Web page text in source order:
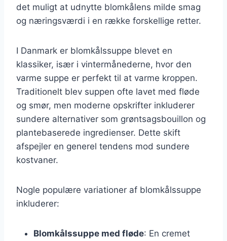
det muligt at udnytte blomkålens milde smag
og næringsværdi i en række forskellige retter.
I Danmark er blomkålssuppe blevet en
klassiker, især i vintermånederne, hvor den
varme suppe er perfekt til at varme kroppen.
Traditionelt blev suppen ofte lavet med fløde
og smør, men moderne opskrifter inkluderer
sundere alternativer som grøntsagsbouillon og
plantebaserede ingredienser. Dette skift
afspejler en generel tendens mod sundere
kostvaner.
Nogle populære variationer af blomkålssuppe
inkluderer:
Blomkålssuppe med fløde: En cremet